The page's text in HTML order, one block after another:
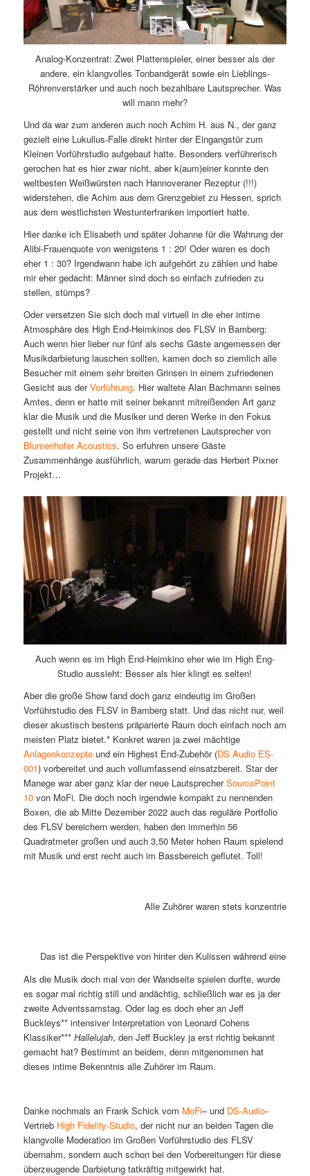
Analog-Konzentrat: Zwei Plattenspieler, einer besser als der
andere, ein klangvolles Tonbandgerät sowie ein Lieblings-
Röhrenverstärker und auch noch bezahlbare Lautsprecher. Was
will mann mehr?
Und da war zum anderen auch noch Achim H. aus N., der ganz
gezielt eine Lukullus-Falle direkt hinter der Eingangstür zum
Kleinen Vorführstudio aufgebaut hatte. Besonders verführerisch
gerochen hat es hier zwar nicht, aber k(aum)einer konnte den
weltbesten Weißwürsten nach Hannoveraner Rezeptur (!!!)
widerstehen, die Achim aus dem Grenzgebiet zu Hessen, sprich
aus dem westlichsten Westunterfranken importiert hatte.
Hier danke ich Elisabeth und später Johanne für die Wahrung der
Alibi-Frauenquote von wenigstens 1 : 20! Oder waren es doch
eher 1 : 30? Irgendwann habe ich aufgehört zu zählen und habe
mir eher gedacht: Männer sind doch so einfach zufrieden zu
stellen, stümps?
Oder versetzen Sie sich doch mal virtuell in die eher intime
Atmosphäre des High End-Heimkinos des FLSV in Bamberg:
Auch wenn hier lieber nur fünf als sechs Gäste angemessen der
Musikdarbietung lauschen sollten, kamen doch so ziemlich alle
Besucher mit einem sehr breiten Grinsen in einem zufriedenen
Gesicht aus derVorführung. Hier waltete Alan Bachmann seines
Amtes, denn er hatte mit seiner bekannt mitreißenden Art ganz
klar die Musik und die Musiker und deren Werke in den Fokus
gestellt und nicht seine von ihm vertretenen Lautsprecher von
Blumenhofer Acoustics. So erfuhren unsere Gäste
Zusammenhänge ausführlich, warum gerade das Herbert Pixner
Projekt…
Auch wenn es im High End-Heimkino eher wie im High Eng-
Studio aussieht: Besser als hier klingt es selten!
Aber die große Show fand doch ganz eindeutig im Großen
Vorführstudio des FLSV in Bamberg statt. Und das nicht nur, weil
dieser akustisch bestens präparierte Raum doch einfach noch am
meisten Platz bietet.* Konkret waren ja zwei mächtige
Anlagenkonzepteund ein Highest End-Zubehör (DS Audio ES-
001) vorbereitet und auch vollumfassend einsatzbereit. Star der
Manege war aber ganz klar der neue LautsprecherSourcePoint
10von MoFi. Die doch noch irgendwie kompakt zu nennenden
Boxen, die ab Mitte Dezember 2022 auch das reguläre Portfolio
des FLSV bereichern werden, haben den immerhin 56
Quadratmeter großen und auch 3,50 Meter hohen Raum spielend
mit Musik und erst recht auch im Bassbereich geflutet. Toll!
Alle Zuhörer waren stets konzentriert
Das ist die Perspektive von hinter den Kulissen während eines
Als die Musik doch mal von der Wandseite spielen durfte, wurde
es sogar mal richtig still und andächtig, schließlich war es ja der
zweite Adventssamstag. Oder lag es doch eher an Jeff
Buckleys** intensiver Interpretation von Leonard Cohens
Klassiker*** Hallelujah, den Jeff Buckley ja erst richtig bekannt
gemacht hat? Bestimmt an beidem, denn mitgenommen hat
dieses intime Bekenntnis alle Zuhörer im Raum.
Danke nochmals an Frank Schick vom MoFi– und DS-Audio-
Vertrieb High Fidelity-Studio, der nicht nur an beiden Tagen die
klangvolle Moderation im Großen Vorführstudio des FLSV
übernahm, sondern auch schon bei den Vorbereitungen für diese
überzeugende Darbietung tatkräftig mitgewirkt hat.